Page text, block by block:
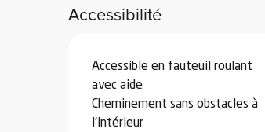
Accessibilité
Accessible en fauteuil roulant
avec aide
Cheminement sans obstacles à
l'intérieur